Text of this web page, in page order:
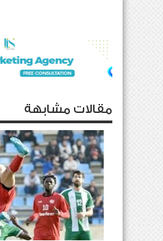
مقالات مشابهة